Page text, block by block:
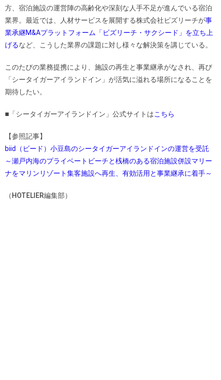
方、宿泊施設の運営陣の高齢化や深刻な人手不足が進んでいる宿泊
業界。最近では、人材サービスを展開する株式会社ビズリーチが事
業承継M&Aプラットフォーム「ビズリーチ・サクシード」を立ち上
げるなど、こうした業界の課題に対し様々な解決策を講じている。
このたびの業務提携により、施設の再生と事業継承がなされ、再び
「シータイガーアイランドイン」が活気に溢れる場所になることを
期待したい。
■「シータイガーアイランドイン」公式サイトはこちら
【参照記事】
biid（ビード）小豆島のシータイガーアイランドインの運営を受託
～瀬戸内海のプライベートビーチと桟橋のある宿泊施設併設マリー
ナをマリンリゾート集客施設へ再生、有効活用と事業継承に着手～
（HOTELIER編集部）